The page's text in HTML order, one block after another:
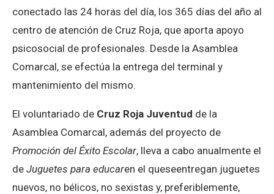
conectado las 24 horas del día, los 365 días del año al
centro de atención de Cruz Roja, que aporta apoyo
psicosocial de profesionales. Desde la Asamblea
Comarcal, se efectúa la entrega del terminal y
mantenimiento del mismo.
El voluntariado de Cruz Roja Juventud de la
Asamblea Comarcal, además del proyecto de
Promoción del Éxito Escolar, lleva a cabo anualmente el
de Juguetes para educaren el queseentregan juguetes
nuevos, no bélicos, no sexistas y, preferiblemente,